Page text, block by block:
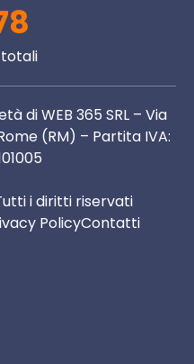
di WEB 365 SRL – Via
(RM) – Partita IVA:
i diritti riservati
PolicyContatti